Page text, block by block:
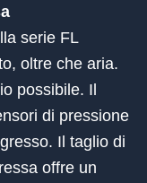
serie FL
oltre che aria.
possibile. Il
di pressione
Il taglio di
offre un